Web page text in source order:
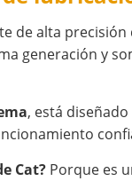
de alta
generación y
, está
Cat? Porque es